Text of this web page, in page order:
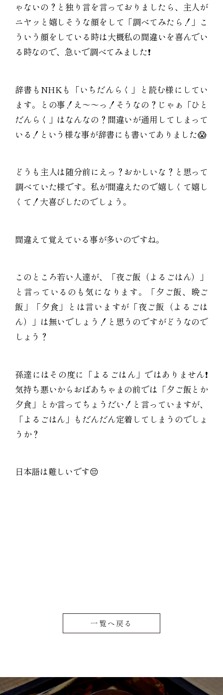
ゃないの？と独り言を言っておりましたら、主人が
ニヤッと嬉しそうな顔をして「調べてみたら！」こ
ういう顔をしている時は大概私の間違いを喜んでい
る時なので、急いで調べてみました❗️
辞書もNHKも「いちだんらく」と読む様にしてい
ます。との事！え〜〜っ！そうなの？じゃぁ「ひと
だんらく」はなんなの？間違いが通用してしまって
いる！という様な事が辞書にも書いてありました😱
どうも主人は随分前にえっ？おかしいな？と思って
調べていた様です。私が間違えたので嬉しくて嬉し
くて！大喜びしたのでしょう。
間違えて覚えている事が多いのですね。
このところ若い人達が、「夜ご飯（よるごはん）」
と言っているのも気になります。「夕ご飯、晩ご
飯」「夕食」とは言いますが「夜ご飯（よるごは
ん）」は無いでしょう！と思うのですがどうなので
しょう？
孫達にはその度に「よるごはん」ではありません❗️
気持ち悪いからおばあちゃまの前では「夕ご飯とか
夕食」とか言ってちょうだい！と言っていますが、
「よるごはん」もだんだん定着してしまうのでしょ
うか？
日本語は難しいです😔